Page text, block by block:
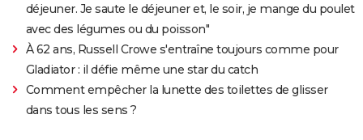
déjeuner. Je saute le déjeuner et, le soir, je mange du poulet
avec des légumes ou du poisson"
À 62 ans, Russell Crowe s'entraîne toujours comme pour
Gladiator : il défie même une star du catch
Comment empêcher la lunette des toilettes de glisser
dans tous les sens ?